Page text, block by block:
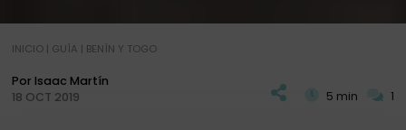
INICIO| GUÍA | BENÍN Y TOGO
Por Isaac Martín
18 OCT 2019
5 min 1